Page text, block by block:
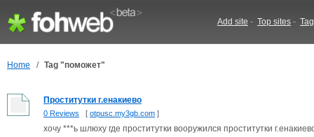
Add site - Top sites -
Home / Tag "поможет"
Проститутки г.енакиево
0 Reviews [ otpusc.my3gb.com ]
хочу ***ь шлюху где проститутки вооружился проститутки